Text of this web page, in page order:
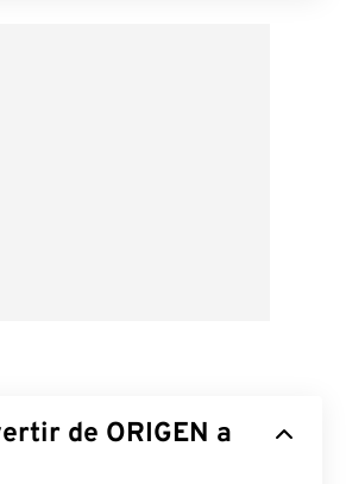
de ORIGEN a